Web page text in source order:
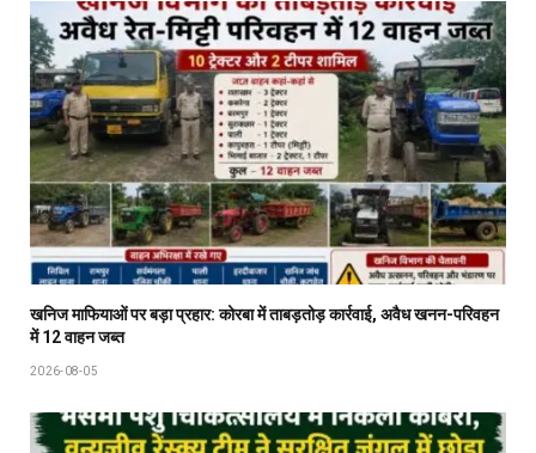
खनिज माफियाओं पर बड़ा प्रहार: कोरबा में ताबड़तोड़ कार्रवाई, अवैध खनन-परिवहन
में 12 वाहन जब्त
2026-08-05